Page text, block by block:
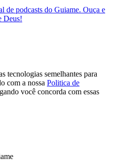
de podcasts do Guiame. Ouça e
Deus!
tecnologias semelhantes para
com a nossa Politica de
você concorda com essas